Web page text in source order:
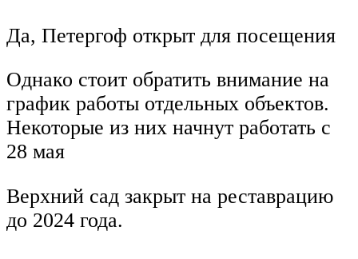
Да, Петергоф открыт для посещения
Однако стоит обратить внимание на
график работы отдельных объектов.
Некоторые из них начнут работать с
28 мая
Верхний сад закрыт на реставрацию
до 2024 года.